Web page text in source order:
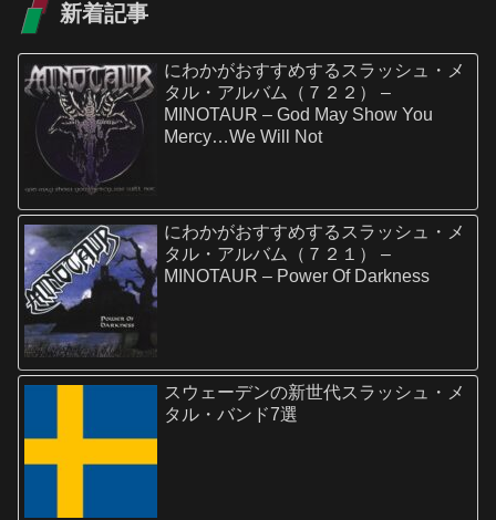
新着記事
にわかがおすすめするスラッシュ・メ
タル・アルバム（７２２） –
MINOTAUR – God May Show You
Mercy…We Will Not
にわかがおすすめするスラッシュ・メ
タル・アルバム（７２１） –
MINOTAUR – Power Of Darkness
スウェーデンの新世代スラッシュ・メ
タル・バンド7選